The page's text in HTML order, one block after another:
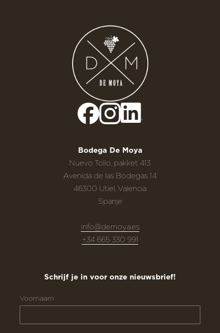
Bodega De Moya
Nuevo Tollo, pakket 413
Avenida de las Bodegas 14
46300 Utiel, Valencia
Spanje
info@demoya.es
+34 665 330 991
Schrijf je in voor onze nieuwsbrief!
Voornaam